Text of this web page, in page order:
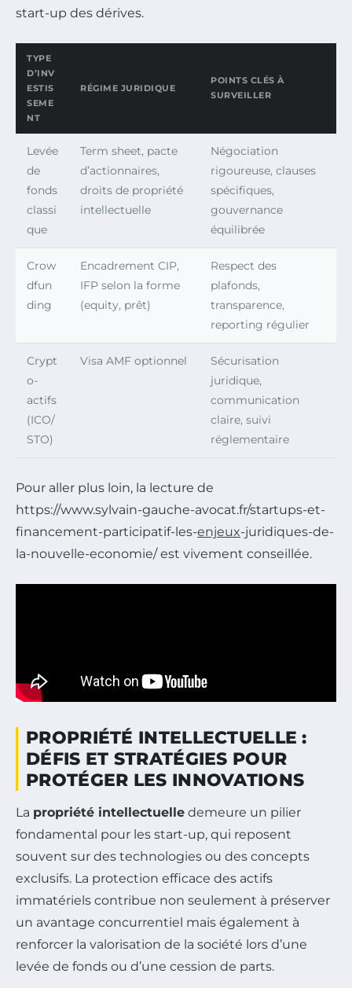
start-up des dérives.
TYPE
D’INV
ESTIS
SEME
NT
RÉGIME JURIDIQUE
POINTS CLÉS À
SURVEILLER
Levée
de
fonds
classi
que
Term sheet, pacte
d’actionnaires,
droits de propriété
intellectuelle
Négociation
rigoureuse, clauses
spécifiques,
gouvernance
équilibrée
Crow
dfun
ding
Encadrement CIP,
IFP selon la forme
(equity, prêt)
Respect des
plafonds,
transparence,
reporting régulier
Crypt
o-
actifs
(ICO/
STO)
Visa AMF optionnel
Sécurisation
juridique,
communication
claire, suivi
réglementaire
Pour aller plus loin, la lecture de
https://www.sylvain-gauche-avocat.fr/startups-et-
financement-participatif-les-enjeux-juridiques-de-
la-nouvelle-economie/ est vivement conseillée.
PROPRIÉTÉ INTELLECTUELLE :
DÉFIS ET STRATÉGIES POUR
PROTÉGER LES INNOVATIONS
La propriété intellectuelle demeure un pilier
fondamental pour les start-up, qui reposent
souvent sur des technologies ou des concepts
exclusifs. La protection efficace des actifs
immatériels contribue non seulement à préserver
un avantage concurrentiel mais également à
renforcer la valorisation de la société lors d’une
levée de fonds ou d’une cession de parts.